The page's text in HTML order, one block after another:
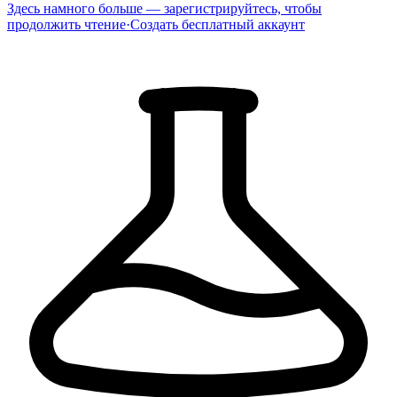
Здесь намного больше — зарегистрируйтесь, чтобы
продолжить чтение·Создать бесплатный аккаунт